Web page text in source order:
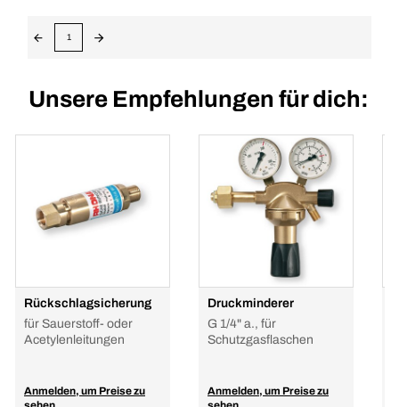
1
Unsere Empfehlungen für dich:
Rückschlagsicherung
für Sauerstoff- oder
Acetylenleitungen
Anmelden, um Preise zu
Druckminderer
G 1/4" a., für
Schutzgasflaschen
Anmelden, um Preise zu